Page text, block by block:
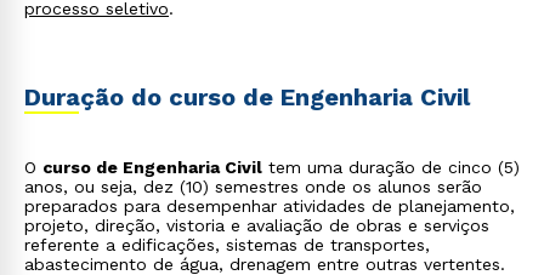
processo seletivo.
Duração do curso de Engenharia Civil
O curso de Engenharia Civil tem uma duração de cinco (5)
anos, ou seja, dez (10) semestres onde os alunos serão
preparados para desempenhar atividades de planejamento,
projeto, direção, vistoria e avaliação de obras e serviços
referente a edificações, sistemas de transportes,
abastecimento de água, drenagem entre outras vertentes.